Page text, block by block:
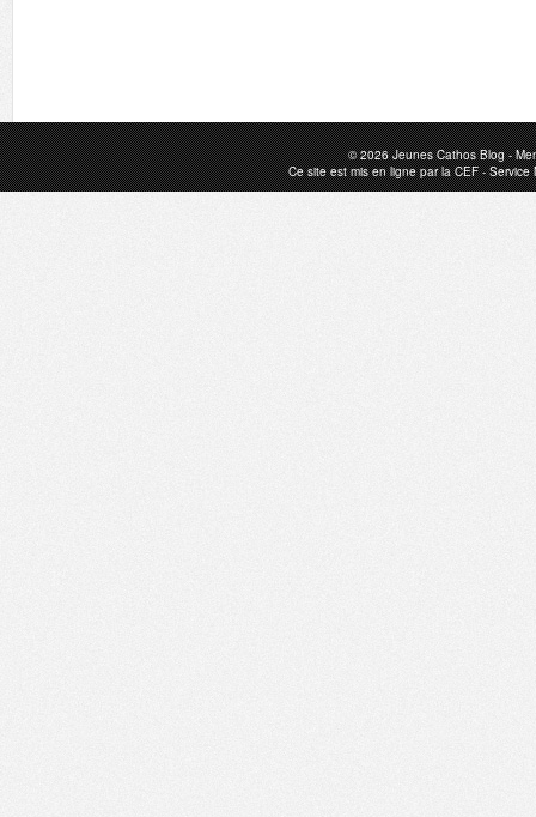
© 2026Jeunes Cathos Blog-
Ce site est mis en ligne par laCEF-Service